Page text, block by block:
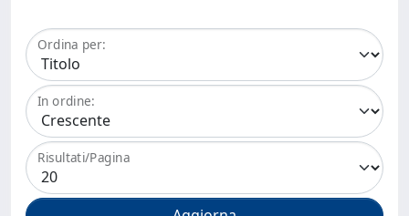
Ordina per:
In ordine:
Risultati/Pagina